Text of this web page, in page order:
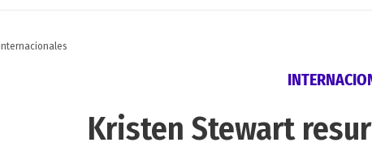
Internacionales
Kristen Stewart